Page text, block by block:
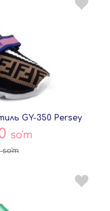
GY-350 Persey
so'm
so'm